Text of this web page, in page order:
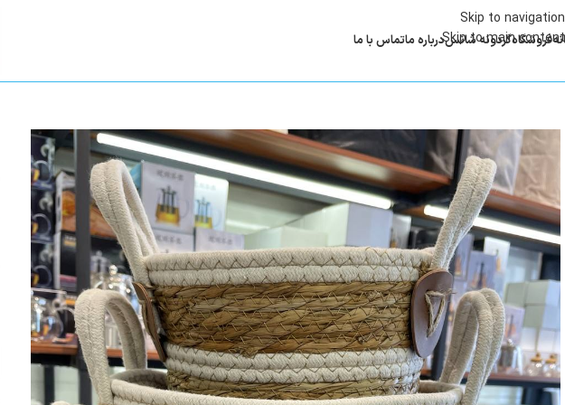
Skip to navigation
Skip to main content
فروشگاهگردونه شانسدرباره ماتماس با ما